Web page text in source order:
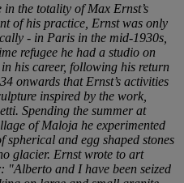
the totality of Max Ernst’s
of his practice, Ernst was only
- in Paris in the mid-1930s,
refugee he had a studio on
his career, following his return
onwards that Ernst’s activities
inspired by the work,
Spending the summer at
of Maloja he experimented
and egg shaped stones
glacier. Ernst wrote to art
"Alberto and I have been seized